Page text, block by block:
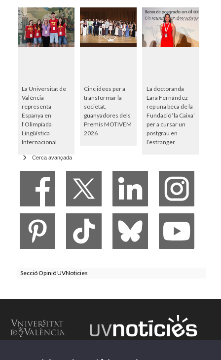
La Universitat de
València
representa
Espanya en
l’Olimpíada
Lingüística
Internacional
Cinc idees per a
transformar la
societat,
guanyadores dels
Premis MOTIVEM
2026
La doctoranda
Lara Fernández
rep una beca de la
Fundació ‘la Caixa’
per a cursar un
postgrau en
l’estranger
Cerca avançada
Secció Opinió UVNoticies